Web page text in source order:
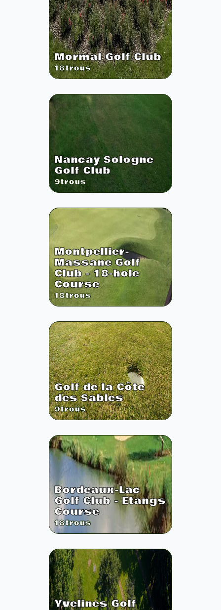
Mormal Golf Club
18trous
Nancay Sologne
Golf Club
9trous
Montpellier-
Massane Golf
Club - 18-hole
Course
18trous
Golf de la Côte
des Sables
9trous
Bordeaux-Lac
Golf Club - Etangs
Course
18trous
Yvelines Golf